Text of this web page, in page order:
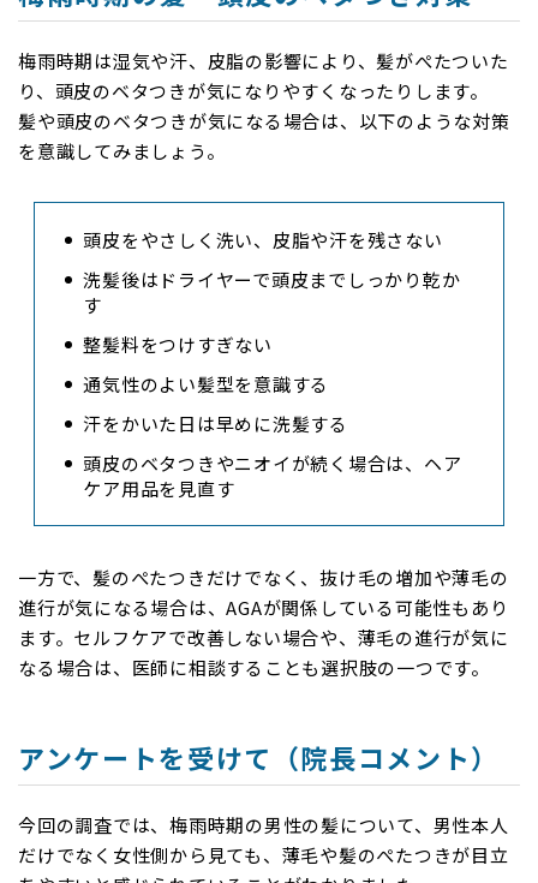
梅雨時期は湿気や汗、皮脂の影響により、髪がぺたついた
り、頭皮のベタつきが気になりやすくなったりします。
髪や頭皮のベタつきが気になる場合は、以下のような対策
を意識してみましょう。
頭皮をやさしく洗い、皮脂や汗を残さない
洗髪後はドライヤーで頭皮までしっかり乾か
す
整髪料をつけすぎない
通気性のよい髪型を意識する
汗をかいた日は早めに洗髪する
頭皮のベタつきやニオイが続く場合は、ヘア
ケア用品を見直す
一方で、髪のぺたつきだけでなく、抜け毛の増加や薄毛の
進行が気になる場合は、AGAが関係している可能性もあり
ます。セルフケアで改善しない場合や、薄毛の進行が気に
なる場合は、医師に相談することも選択肢の一つです。
アンケートを受けて（院長コメント）
今回の調査では、梅雨時期の男性の髪について、男性本人
だけでなく女性側から見ても、薄毛や髪のぺたつきが目立